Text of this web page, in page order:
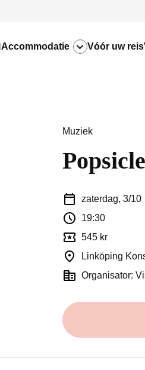
Accommodatie Vóór uw reis
Muziek
zaterdag, 3/10
19:30
545 kr
Linköping
Organisator: